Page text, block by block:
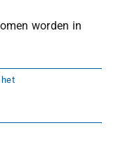
worden in
het